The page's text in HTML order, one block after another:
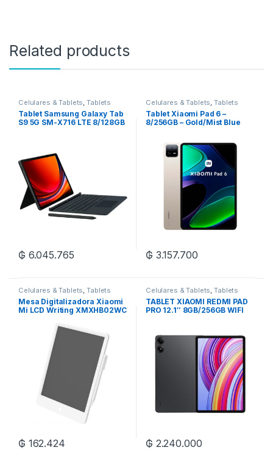
Related products
Celulares & Tablets ,Tablets
Tablet Samsung Galaxy Tab
S9 5G SM-X716 LTE 8/128GB
₲ 6.045.765
Celulares & Tablets ,Tablets
Tablet Xiaomi Pad 6 –
8/256GB – Gold/Mist Blue
₲ 3.157.700
Celulares & Tablets,Tablets
Mesa Digitalizadora Xiaomi
Mi LCD Writing XMXHB02WC
₲ 162.424
Celulares & Tablets,Tablets
TABLET XIAOMI REDMI PAD
PRO 12.1″ 8GB/256GB WIFI
₲ 2.240.000